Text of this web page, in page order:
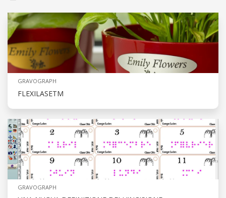
GRAVOGRAPH
FLEXILASETM
GRAVOGRAPH